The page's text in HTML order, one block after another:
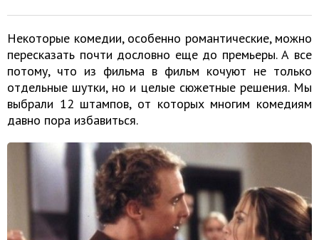
Некоторые комедии, особенно романтические, можно
пересказать почти дословно еще до премьеры. А все
потому, что из фильма в фильм кочуют не только
отдельные шутки, но и целые сюжетные решения. Мы
выбрали 12 штампов, от которых многим комедиям
давно пора избавиться.